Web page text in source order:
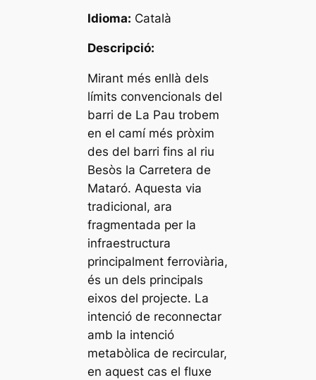
Idioma: Català
Descripció:
Mirant més enllà dels
límits convencionals del
barri de La Pau trobem
en el camí més pròxim
des del barri fins al riu
Besòs la Carretera de
Mataró. Aquesta via
tradicional, ara
fragmentada per la
infraestructura
principalment ferroviària,
és un dels principals
eixos del projecte. La
intenció de reconnectar
amb la intenció
metabòlica de recircular,
en aquest cas el fluxe